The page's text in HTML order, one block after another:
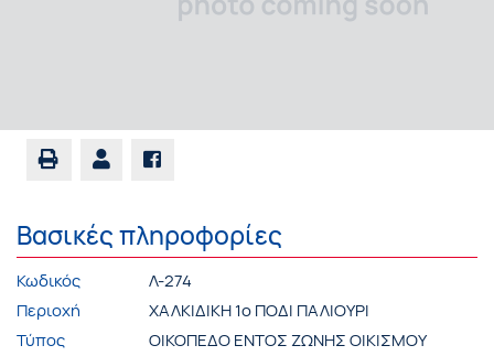
Βασικές πληροφορίες
Κωδικός
Λ-274
Περιοχή
ΧΑΛΚΙΔΙΚΗ 1ο ΠΟΔΙ ΠΑΛΙΟΥΡΙ
Τύπος
ΟΙΚΟΠΕΔΟ ΕΝΤΟΣ ΖΩΝΗΣ ΟΙΚΙΣΜΟΥ